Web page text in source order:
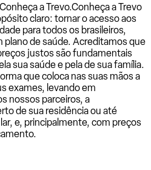
a Trevo.Conheça a Trevo
claro: tornar o acesso aos
para todos os brasileiros,
de saúde. Acreditamos que
justos são fundamentais
sua saúde e pela de sua família.
que coloca nas suas mãos a
exames, levando em
nossos parceiros, a
de sua residência ou até
e, principalmente, com preços